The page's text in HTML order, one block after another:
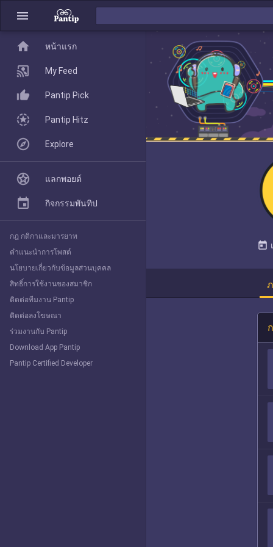
menu
today
home
Pantip Pick
Explore
home หน้าแรก
My Feed
Pantip Pick
Pantip Hitz
Explore
แลกพอยต์
กิจกรรมพันทิป
กฎ กติกาและมารยาท
คำแนะนำการโพสต์
นโยบายเกี่ยวกับข้อมูลส่วนบุคคล
สิทธิ์การใช้งานของสมาชิก
ติดต่อทีมงาน Pantip
ติดต่อลงโฆษณา
ร่วมงานกับ Pantip
Download App Pantip
Pantip Certified Developer